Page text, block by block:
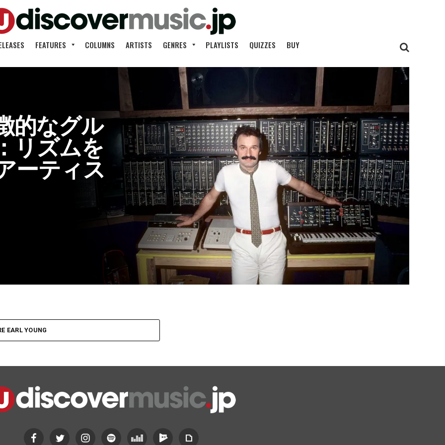
FEATURES COLUMNS ARTISTS GENRES PLAYLISTS QUIZZES BUY
的なグル
リズムを
ーティス
EARL YOUNG